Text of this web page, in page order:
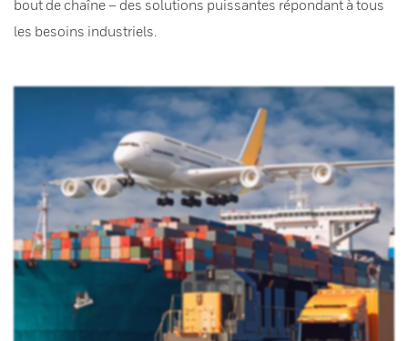
bout de chaîne – des solutions puissantes répondant à tous
les besoins industriels.